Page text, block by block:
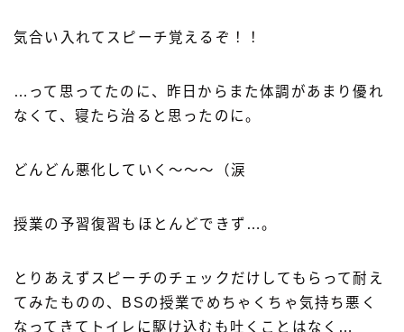
気合い入れてスピーチ覚えるぞ！！
…って思ってたのに、昨日からまた体調があまり優れ
なくて、寝たら治ると思ったのに。
どんどん悪化していく～～～（涙
授業の予習復習もほとんどできず…。
とりあえずスピーチのチェックだけしてもらって耐え
てみたものの、BSの授業でめちゃくちゃ気持ち悪く
なってきてトイレに駆け込むも吐くことはなく…